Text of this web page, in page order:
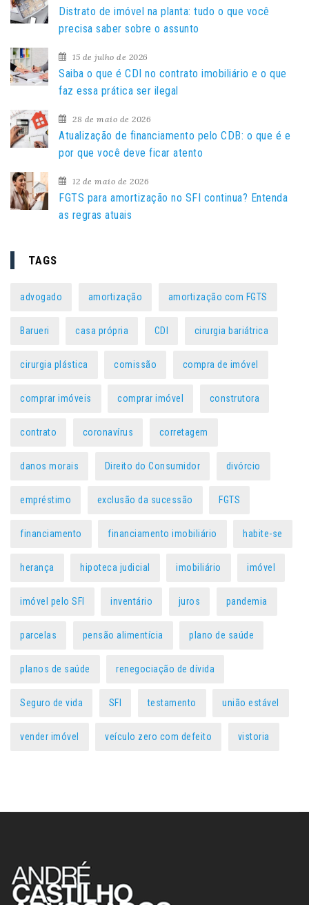
s
a
p
o
:
Distrato de imóvel na planta: tudo o que você
precisa saber sobre o assunto
15 de julho de 2026
Saiba o que é CDI no contrato imobiliário e o que
faz essa prática ser ilegal
28 de maio de 2026
Atualização de financiamento pelo CDB: o que é e
por que você deve ficar atento
12 de maio de 2026
FGTS para amortização no SFI continua? Entenda
as regras atuais
TAGS
advogado amortização amortização com FGTS
Barueri casa própria CDI cirurgia bariátrica
cirurgia plástica comissão compra de imóvel
comprar imóveis comprar imóvel construtora
contrato coronavírus corretagem
danos morais Direito do Consumidor divórcio
empréstimo exclusão da sucessão FGTS
financiamento financiamento imobiliário habite-se
herança hipoteca judicial imobiliário imóvel
imóvel pelo SFI inventário juros pandemia
parcelas pensão alimentícia plano de saúde
planos de saúde renegociação de dívida
Seguro de vida SFI testamento união estável
vender imóvel veículo zero com defeito vistoria